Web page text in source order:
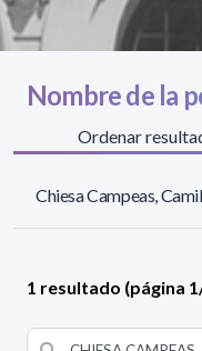
Nombre de la
Ordenar
Chiesa Campeas,
1 resultado (página